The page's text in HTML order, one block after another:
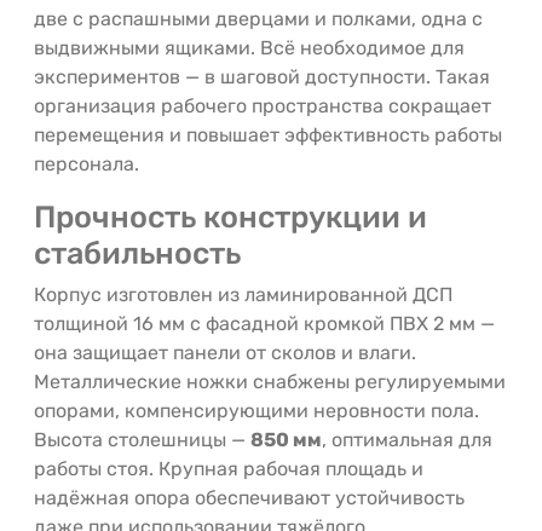
две с распашными дверцами и полками, одна с
выдвижными ящиками. Всё необходимое для
экспериментов — в шаговой доступности. Такая
организация рабочего пространства сокращает
перемещения и повышает эффективность работы
персонала.
Прочность конструкции и
стабильность
Корпус изготовлен из ламинированной ДСП
толщиной 16 мм с фасадной кромкой ПВХ 2 мм —
она защищает панели от сколов и влаги.
Металлические ножки снабжены регулируемыми
опорами, компенсирующими неровности пола.
Высота столешницы — 850 мм, оптимальная для
работы стоя. Крупная рабочая площадь и
надёжная опора обеспечивают устойчивость
даже при использовании тяжёлого